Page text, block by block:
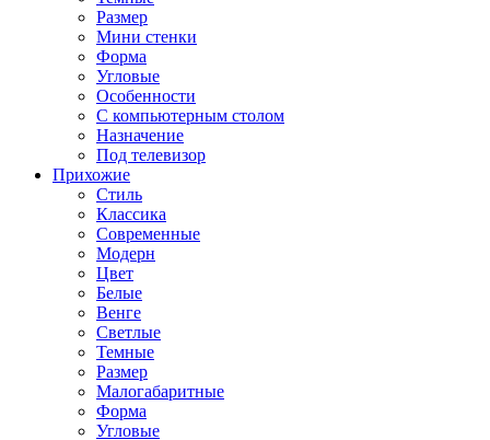
Размер
Мини стенки
Форма
Угловые
Особенности
С компьютерным столом
Назначение
Под телевизор
Прихожие
Стиль
Классика
Современные
Модерн
Цвет
Белые
Венге
Светлые
Темные
Размер
Малогабаритные
Форма
Угловые